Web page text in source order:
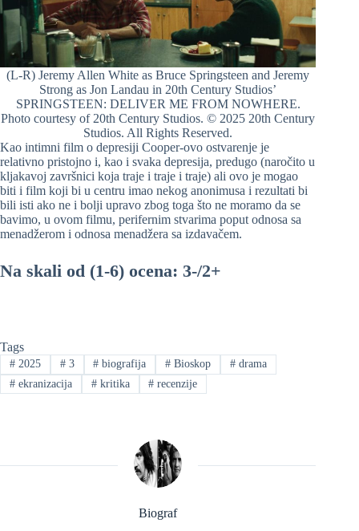
(L-R) Jeremy Allen White as Bruce Springsteen and Jeremy
Strong as Jon Landau in 20th Century Studios’
SPRINGSTEEN: DELIVER ME FROM NOWHERE.
Photo courtesy of 20th Century Studios. © 2025 20th Century
Studios. All Rights Reserved.
Kao intimni film o depresiji Cooper-ovo ostvarenje je
relativno pristojno i, kao i svaka depresija, predugo (naročito u
kljakavoj završnici koja traje i traje i traje) ali ovo je mogao
biti i film koji bi u centru imao nekog anonimusa i rezultati bi
bili isti ako ne i bolji upravo zbog toga što ne moramo da se
bavimo, u ovom filmu, perifernim stvarima poput odnosa sa
menadžerom i odnosa menadžera sa izdavačem.
Na skali od (1-6) ocena: 3-/2+
Tags
#2025 #3 # biografija # Bioskop # drama
#ekranizacija #kritika # recenzije
Biograf